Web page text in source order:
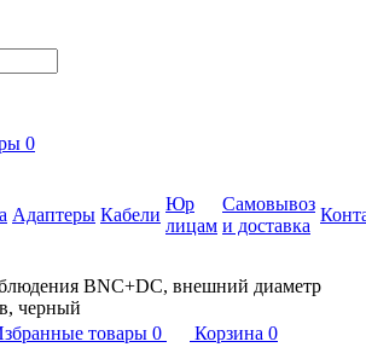
0
Адаптеры Кабели
Юр
лицам
Самовывоз
и доставка
BNC+DC, внешний диаметр
черный
товары 0 Корзина 0